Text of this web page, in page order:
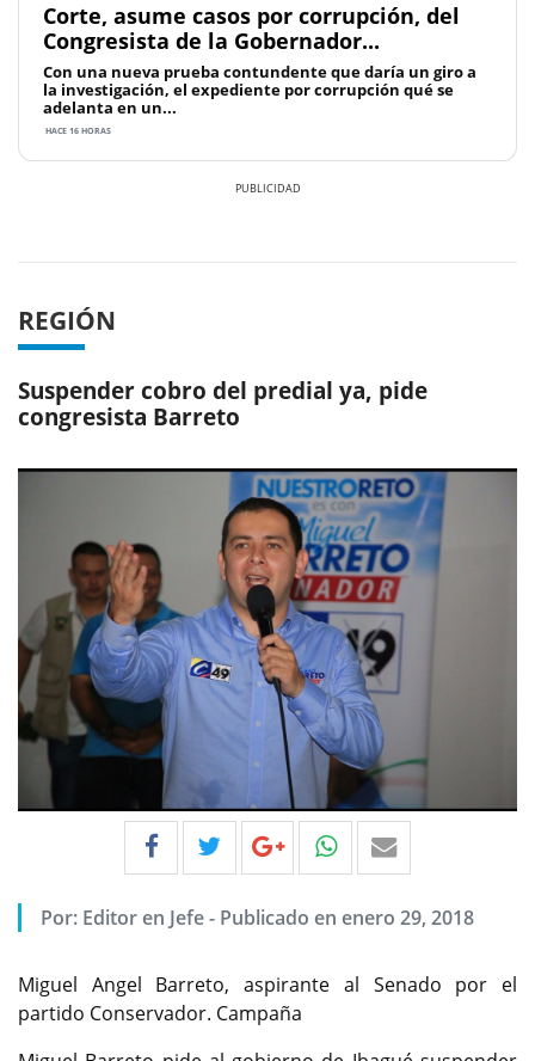
Corte, asume casos por corrupción, del
Congresista de la Gobernador...
Con una nueva prueba contundente que daría un giro a
la investigación, el expediente por corrupción qué se
adelanta en un...
HACE 16 HORAS
REGIÓN
Suspender cobro del predial ya, pide
congresista Barreto
Por: Editor en Jefe- Publicado en enero 29, 2018
Miguel Angel Barreto, aspirante al Senado por el
partido Conservador. Campaña